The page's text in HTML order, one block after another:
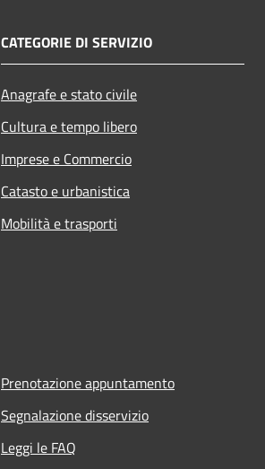
CATEGORIE DI SERVIZIO
Anagrafe e stato civile
Cultura e tempo libero
Imprese e Commercio
Catasto e urbanistica
Mobilità e trasporti
Prenotazione appuntamento
Segnalazione disservizio
Leggi le FAQ